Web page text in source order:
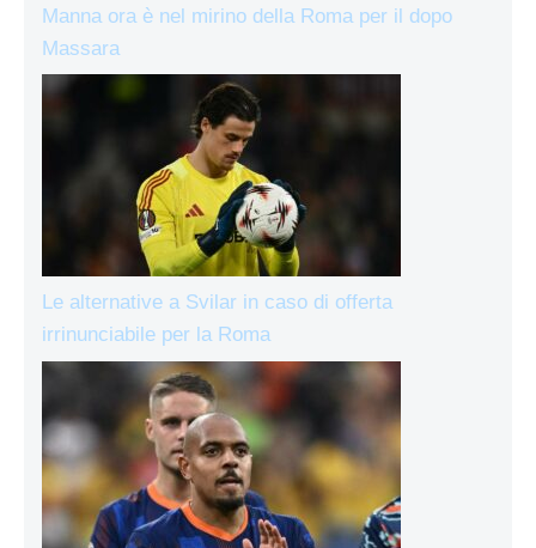
Manna ora è nel mirino della Roma per il dopo
Massara
Le alternative a Svilar in caso di offerta
irrinunciabile per la Roma